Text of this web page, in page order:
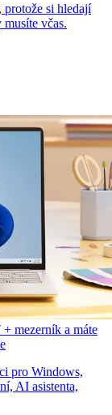
protože si hledají
včas.
mezerník a máte
pro Windows,
AI asistenta,